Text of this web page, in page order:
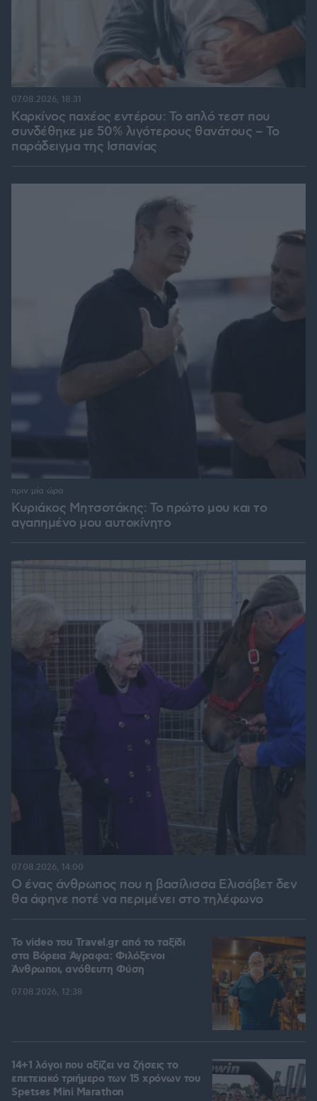
Καρκίνος παχέος εντέρου: Το απλό τεστ που
συνδέθηκε με 50% λιγότερους θανάτους – Το
παράδειγμα της Ισπανίας
07.08.2026, 18:31
Κυριάκος Μητσοτάκης: Το πρώτο μου και το
αγαπημένο μου αυτοκίνητο
πριν μία ώρα
Ο ένας άνθρωπος που η βασίλισσα Ελισάβετ δεν
θα άφηνε ποτέ να περιμένει στο τηλέφωνο
07.08.2026, 14:00
To video του Travel.gr από το ταξίδι
στα Βόρεια Άγραφα: Φιλόξενοι
Άνθρωποι, ανόθευτη Φύση
07.08.2026, 12:38
14+1 λόγοι που αξίζει να ζήσεις το
επετειακό τριήμερο των 15 χρόνων του
Spetses Mini Marathon